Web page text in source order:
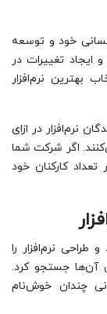
خود و توسعه
ایجاد تغییرات در
بهترین نرم‌افزار
نرم‌افزار در ازای
اگر شرکت شما
کارکنان خود
نر‌م‌افزار را
آن‌ها جستجو کرد.
چندان خوش‌نام